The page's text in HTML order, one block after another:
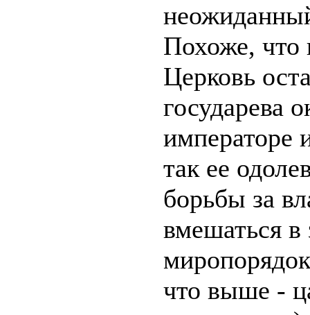
Похоже, что
Церковь
государева
императоре
так ее
борьбы за
вмешаться в
что выше -